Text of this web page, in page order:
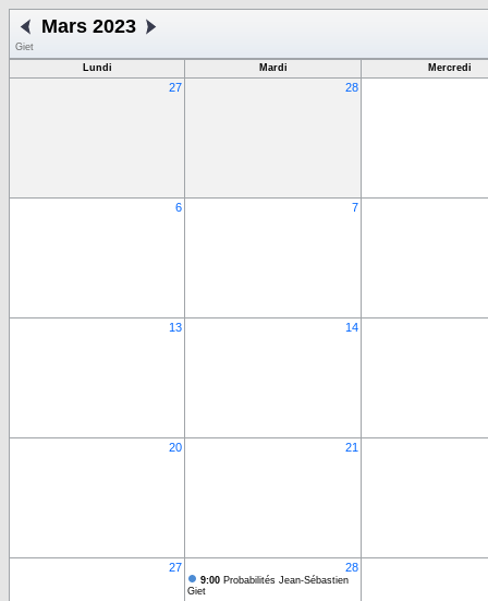
Mars 2023
Giet
Lundi
Mardi Mercredi
27 28
6 7
13 14
20 21
27 28
9:00 Probabilités Jean-Sébastien
Giet